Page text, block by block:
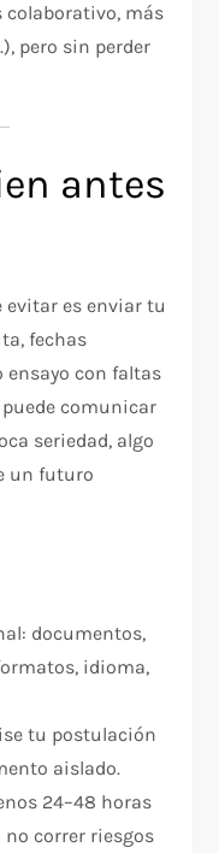
colaborativo, más
pero sin perder
antes
evitar es enviar tu
fechas
ensayo con faltas
comunicar
seriedad, algo
un futuro
documentos,
idioma,
tu postulación
aislado.​
24–48 horas
no correr riesgos